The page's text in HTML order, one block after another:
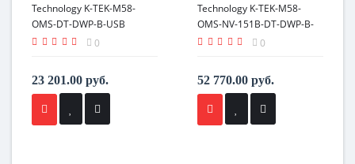
Technology K-TEK-M58-
OMS-DT-DWP-B-USB
0
23 201.00 руб.
Technology K-TEK-M58-
OMS-NV-151B-DT-DWP-B-
USB
0
52 770.00 руб.